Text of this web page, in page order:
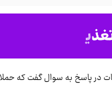
در پاسخ به سوال گفت که